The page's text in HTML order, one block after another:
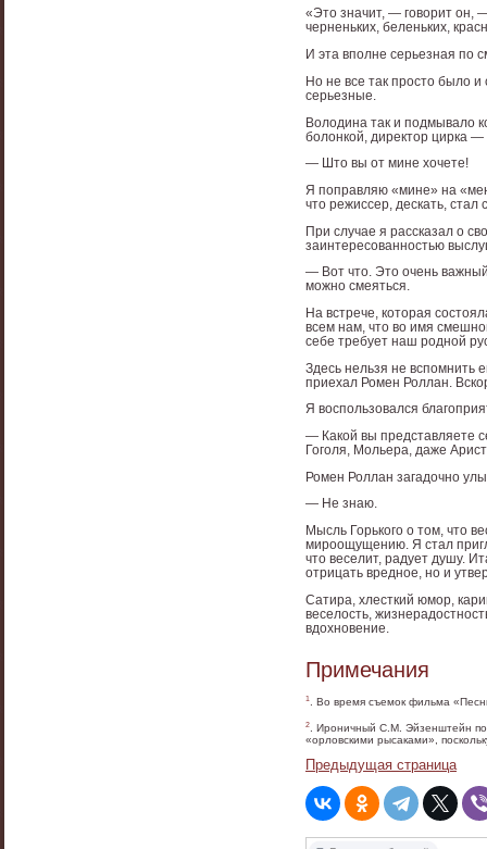
«Это значит, — говорит он,
черненьких, беленьких,
И эта вполне серьезная по
Но не все так просто было
серьезные.
Володина так и подмывало
болонкой, директор цирка —
— Што вы от мине хочете!
Я поправляю «мине» на
что режиссер, дескать, стал
При случае я рассказал о
заинтересованностью
— Вот что. Это очень
можно смеяться.
На встрече, которая
всем нам, что во имя
себе требует наш родной
Здесь нельзя не вспомнить
приехал Ромен Роллан.
Я воспользовался
— Какой вы представляете
Гоголя, Мольера, даже
Ромен Роллан загадочно
— Не знаю.
Мысль Горького о том, что
мироощущению. Я стал
что веселит, радует душу.
отрицать вредное, но и
Сатира, хлесткий юмор,
веселость,
вдохновение.
Примечания
1. Во время съемок фильма
2
. Ироничный С.М. Эйзенштейн
«орловскими рысаками»,
Предыдущая страница